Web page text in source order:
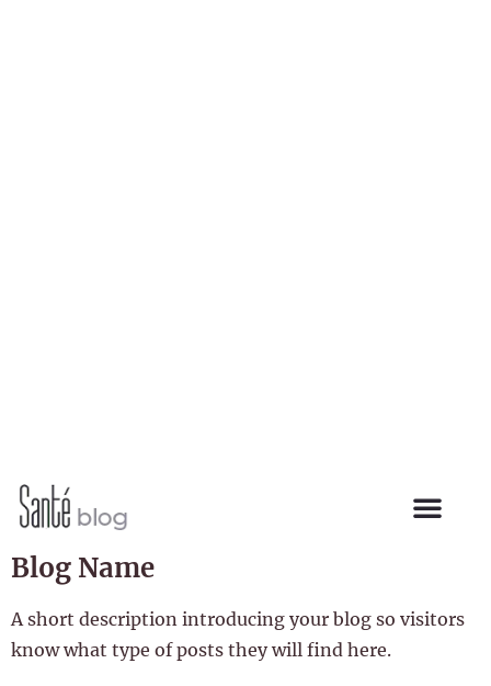
Blog Name
A short description introducing your blog so visitors
know what type of posts they will find here.